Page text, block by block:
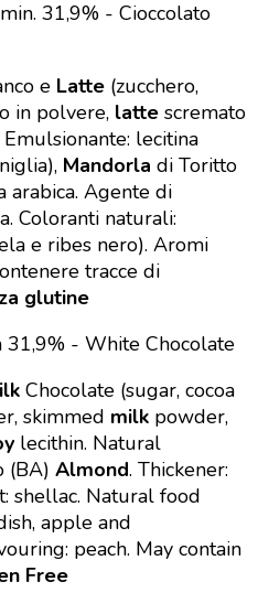
31,9% - Cioccolato
e Latte (zucchero,
in polvere, latte scremato
lecitina
Mandorla di Toritto
arabica. Agente di
Coloranti naturali:
e ribes nero). Aromi
tracce di
glutine
31,9% - White Chocolate
Chocolate (sugar, cocoa
skimmed milk powder,
lecithin. Natural
(BA) Almond. Thickener:
shellac. Natural food
apple and
peach. May contain
Free